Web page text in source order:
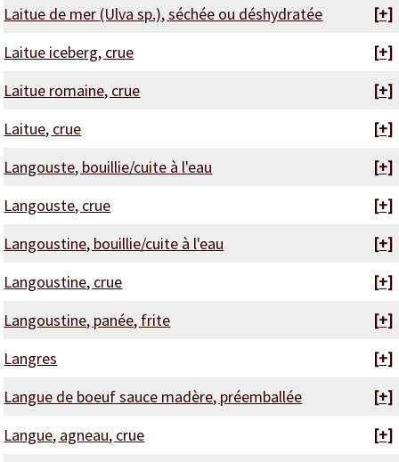
Laitue de mer (Ulva sp.), séchée ou déshydratée
[+]
Laitue iceberg, crue
[+]
Laitue romaine, crue
[+]
Laitue, crue
[+]
Langouste, bouillie/cuite à l'eau
[+]
Langouste, crue
[+]
Langoustine, bouillie/cuite à l'eau
[+]
Langoustine, crue
[+]
Langoustine, panée, frite
[+]
Langres
[+]
Langue de boeuf sauce madère, préemballée
[+]
Langue, agneau, crue
[+]